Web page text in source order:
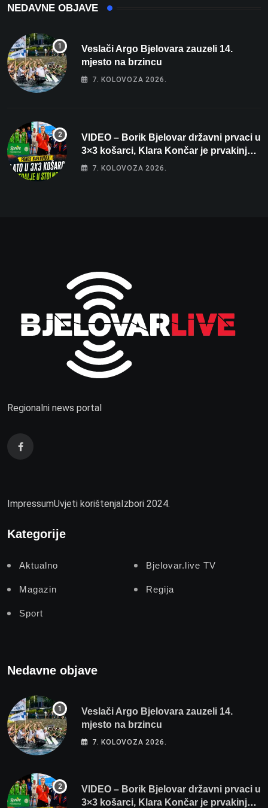
NEDAVNE OBJAVE
Veslači Argo Bjelovara zauzeli 14.
mjesto na brzincu
7. KOLOVOZA 2026.
VIDEO – Borik Bjelovar državni prvaci u
3×3 košarci, Klara Končar je prvakinja
Hrvatske u stolnom tenisu!
7. KOLOVOZA 2026.
Regionalni news portal
ImpressumUvjeti korištenjaIzbori 2024.
Kategorije
Aktualno Bjelovar.live TV
Magazin Regija
Sport
Nedavne objave
Veslači Argo Bjelovara zauzeli 14.
mjesto na brzincu
7. KOLOVOZA 2026.
VIDEO – Borik Bjelovar državni prvaci u
3×3 košarci, Klara Končar je prvakinja